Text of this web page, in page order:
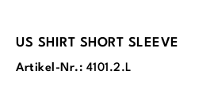
US SHIRT SHORT SLEEVE
Artikel-Nr.: 4101.2.L